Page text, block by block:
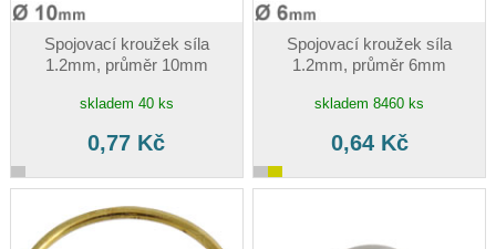
Spojovací kroužek síla
1.2mm, průměr 10mm
skladem 40 ks
0,77 Kč
Spojovací kroužek síla
1.2mm, průměr 6mm
skladem 8460 ks
0,64 Kč